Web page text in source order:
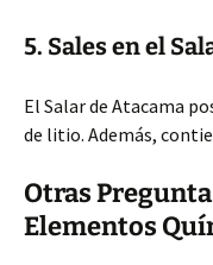
5. Sales en el
El Salar de Atacama
de litio. Además,
Otras
Elementos